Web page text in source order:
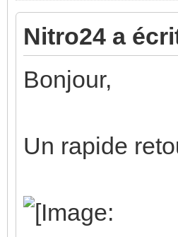
Nitro24 a
Bonjour,
Un rapide